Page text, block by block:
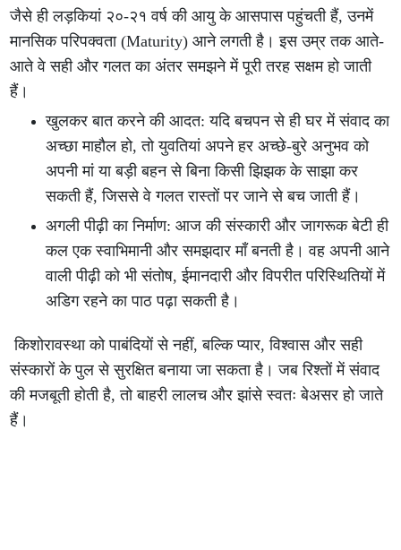
जैसे ही लड़कियां २०-२१ वर्ष की आयु के आसपास पहुंचती हैं, उनमें
मानसिक परिपक्वता (Maturity) आने लगती है। इस उम्र तक आते-
आते वे सही और गलत का अंतर समझने में पूरी तरह सक्षम हो जाती
हैं।
खुलकर बात करने की आदत: यदि बचपन से ही घर में संवाद का
अच्छा माहौल हो, तो युवतियां अपने हर अच्छे-बुरे अनुभव को
अपनी मां या बड़ी बहन से बिना किसी झिझक के साझा कर
सकती हैं, जिससे वे गलत रास्तों पर जाने से बच जाती हैं।
अगली पीढ़ी का निर्माण: आज की संस्कारी और जागरूक बेटी ही
कल एक स्वाभिमानी और समझदार माँ बनती है। वह अपनी आने
वाली पीढ़ी को भी संतोष, ईमानदारी और विपरीत परिस्थितियों में
अडिग रहने का पाठ पढ़ा सकती है।
किशोरावस्था को पाबंदियों से नहीं, बल्कि प्यार, विश्वास और सही
संस्कारों के पुल से सुरक्षित बनाया जा सकता है। जब रिश्तों में संवाद
की मजबूती होती है, तो बाहरी लालच और झांसे स्वतः बेअसर हो जाते
हैं।